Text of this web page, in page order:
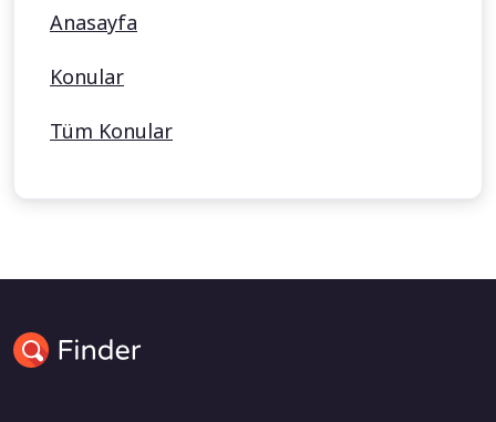
Anasayfa
Konular
Tüm Konular